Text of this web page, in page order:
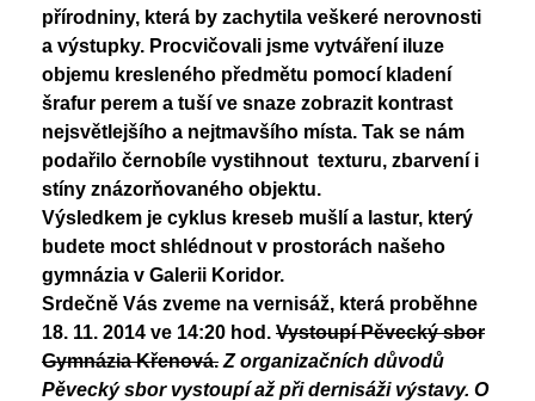
přírodniny, která by zachytila veškeré nerovnosti
a výstupky. Procvičovali jsme vytváření iluze
objemu kresleného předmětu pomocí kladení
šrafur perem a tuší ve snaze zobrazit kontrast
nejsvětlejšího a nejtmavšího místa. Tak se nám
podařilo černobíle vystihnout texturu, zbarvení i
stíny znázorňovaného objektu.
Výsledkem je cyklus kreseb mušlí a lastur, který
budete moct shlédnout v prostorách našeho
gymnázia v Galerii Koridor.
Srdečně Vás zveme na vernisáž, která proběhne
18. 11. 2014 ve 14:20 hod. Vystoupí Pěvecký sbor
Gymnázia Křenová. Z organizačních důvodů
Pěvecký sbor vystoupí až při dernisáži výstavy. O